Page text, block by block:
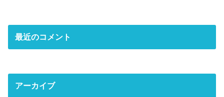
最近のコメント
アーカイブ